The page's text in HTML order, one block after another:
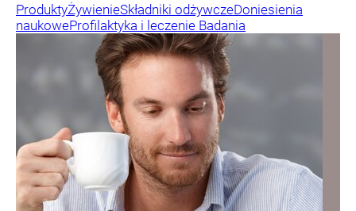
ProduktyŻywienieSkładniki odżywczeDoniesienia
naukoweProfilaktyka i leczenie Badania